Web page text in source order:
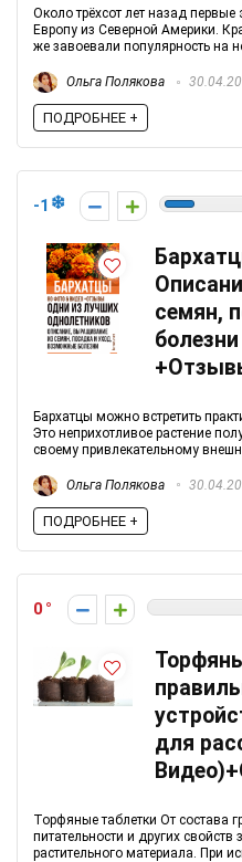
Около трёхсот лет назад
Европу из Северной Америки.
же завоевали популярность на
Ольга Полякова
ПОДРОБНЕЕ +
-1
семян,
Бархатцы можно встретить
Это неприхотливое растение
своему привлекательному
Ольга Полякова
ПОДРОБНЕЕ +
0
для
Торфяные таблетки От состава
питательности и других
растительного материала. При